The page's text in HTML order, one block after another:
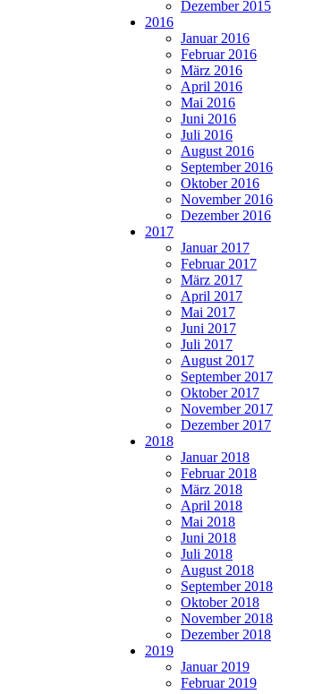
Dezember 2015
2016
Januar 2016
Februar 2016
März 2016
April 2016
Mai 2016
Juni 2016
Juli 2016
August 2016
September 2016
Oktober 2016
November 2016
Dezember 2016
2017
Januar 2017
Februar 2017
März 2017
April 2017
Mai 2017
Juni 2017
Juli 2017
August 2017
September 2017
Oktober 2017
November 2017
Dezember 2017
2018
Januar 2018
Februar 2018
März 2018
April 2018
Mai 2018
Juni 2018
Juli 2018
August 2018
September 2018
Oktober 2018
November 2018
Dezember 2018
2019
Januar 2019
Februar 2019